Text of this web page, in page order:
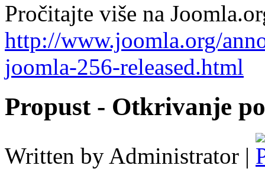
Pročitajte više na
http://www.joomla.org/
joomla-256-released.html
Propust - Otkrivanje
Written by Administrator |